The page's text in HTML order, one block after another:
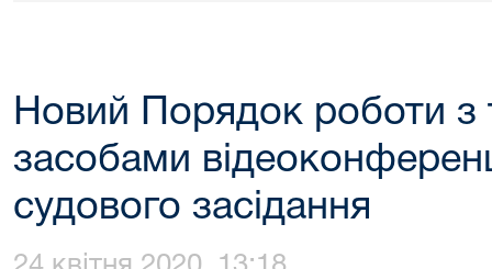
Новий Порядок роботи з
засобами
судового засідання